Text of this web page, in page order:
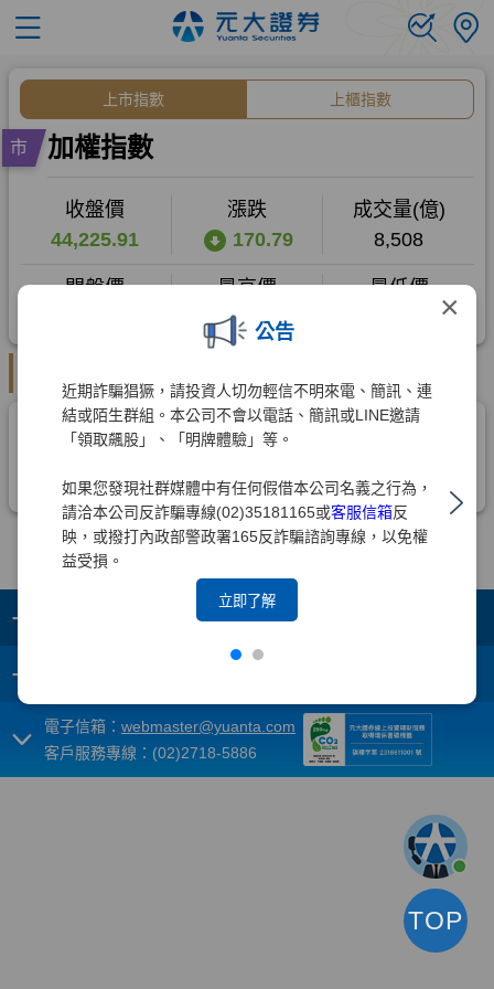
×
公告
近期詐騙猖獗，請投資人切勿輕信不明來電、簡訊、連
結或陌生群組。本公司不會以電話、簡訊或LINE邀請
「領取飆股」、「明牌體驗」等。
如果您發現社群媒體中有任何假借本公司名義之行為，
請洽本公司反詐騙專線(02)35181165或客服信箱反
映，或撥打內政部警政署165反詐騙諮詢專線，以免權
益受損。
立即了解
+
+
電子信箱： webmaster@yuanta.com
客戶服務專線：(02)2718-5886
TOP